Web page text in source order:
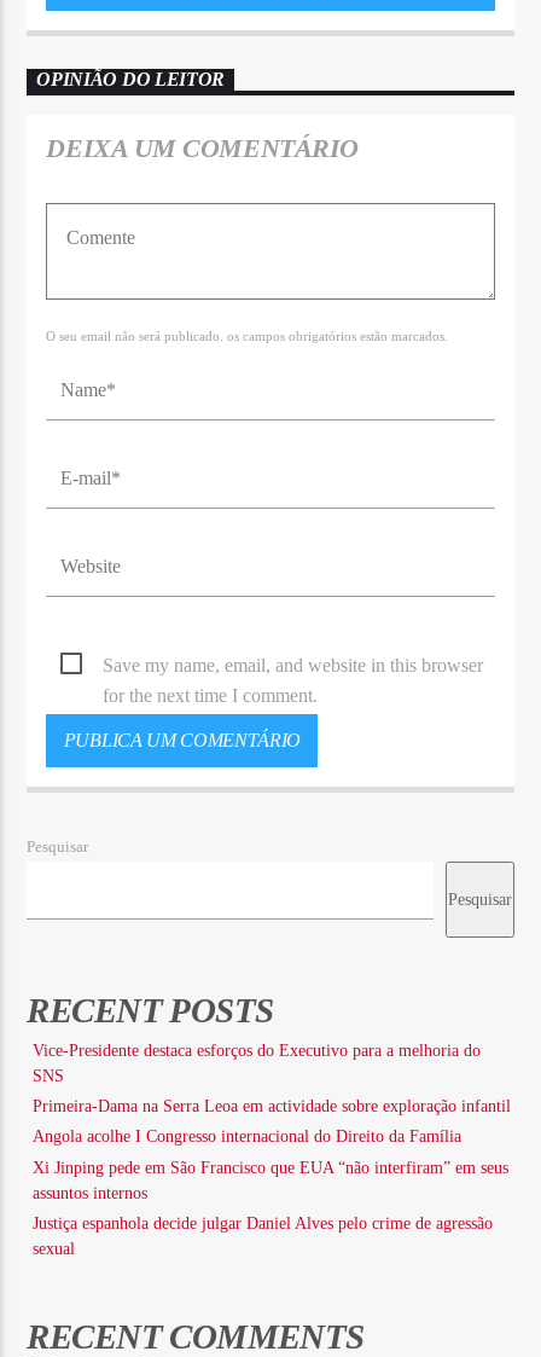
OPINIÃO DO LEITOR
DEIXA UM COMENTÁRIO
O seu email não será publicado. os campos obrigatórios estão marcados.
Save my name, email, and website in this browser
for the next time I comment.
Pesquisar
Pesquisar
RECENT POSTS
Vice-Presidente destaca esforços do Executivo para a melhoria do
SNS
Primeira-Dama na Serra Leoa em actividade sobre exploração infantil
Angola acolhe I Congresso internacional do Direito da Família
Xi Jinping pede em São Francisco que EUA “não interfiram” em seus
assuntos internos
Justiça espanhola decide julgar Daniel Alves pelo crime de agressão
sexual
RECENT COMMENTS